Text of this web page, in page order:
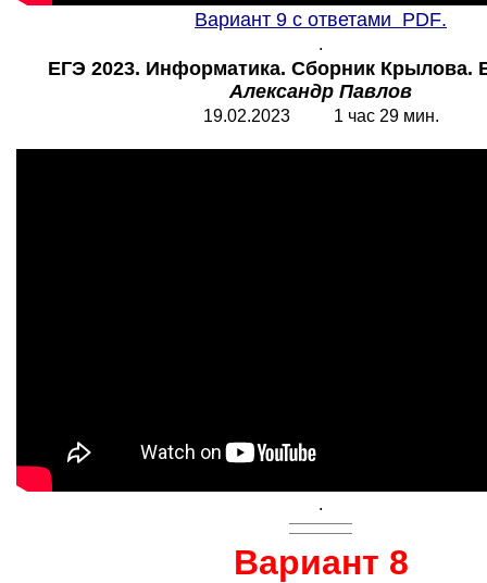
Вариант 9 с ответами PDF.
.
ЕГЭ 2023. Информатика. Сборник Крылова.
Александр Павлов
19.02.2023 1 час 29 мин.
.
Вариант 8